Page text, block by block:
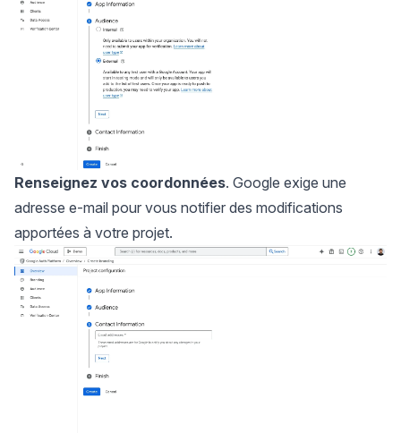
Renseignez vos coordonnées. Google exige une
adresse e-mail pour vous notifier des modifications
apportées à votre projet.